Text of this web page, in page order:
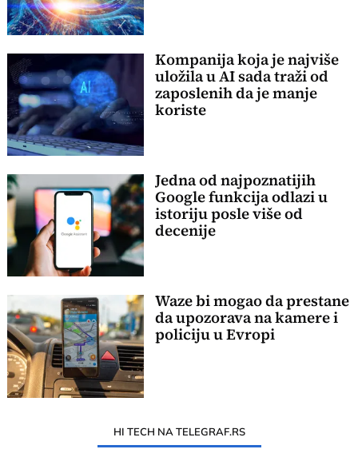
Kompanija koja je najviše
uložila u AI sada traži od
zaposlenih da je manje
koriste
Jedna od najpoznatijih
Google funkcija odlazi u
istoriju posle više od
decenije
Waze bi mogao da prestane
da upozorava na kamere i
policiju u Evropi
HI TECH NA TELEGRAF.RS